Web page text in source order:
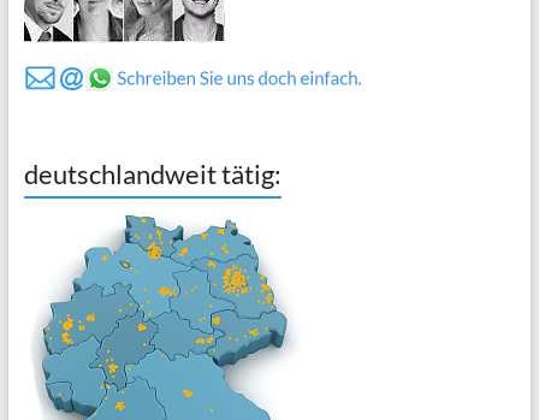
deutschlandweit tätig: